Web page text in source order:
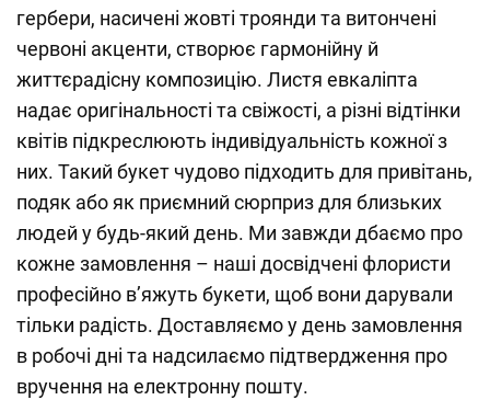
гербери, насичені жовті троянди та витончені
червоні акценти, створює гармонійну й
життєрадісну композицію. Листя евкаліпта
надає оригінальності та свіжості, а різні відтінки
квітів підкреслюють індивідуальність кожної з
них. Такий букет чудово підходить для привітань,
подяк або як приємний сюрприз для близьких
людей у будь-який день. Ми завжди дбаємо про
кожне замовлення – наші досвідчені флористи
професійно в’яжуть букети, щоб вони дарували
тільки радість. Доставляємо у день замовлення
в робочі дні та надсилаємо підтвердження про
вручення на електронну пошту.